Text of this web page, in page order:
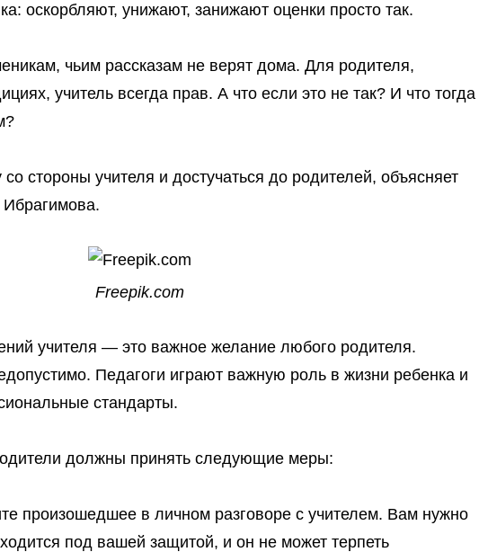
оскорбляют, унижают, занижают оценки просто так.
чьим рассказам не верят дома. Для родителя,
учитель всегда прав. А что если это не так? И что тогда
со стороны учителя и достучаться до родителей, объясняет
Ибрагимова.
Freepik.com
учителя — это важное желание любого родителя.
Педагоги играют важную роль в жизни ребенка и
стандарты.
должны принять следующие меры:
произошедшее в личном разговоре с учителем. Вам нужно
под вашей защитой, и он не может терпеть